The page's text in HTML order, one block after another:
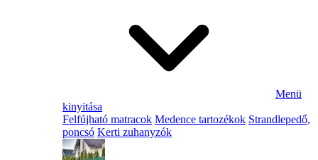
Menü
kinyitása
Felfújható matracok Medence tartozékok Strandlepedő,
poncsó Kerti zuhanyzók